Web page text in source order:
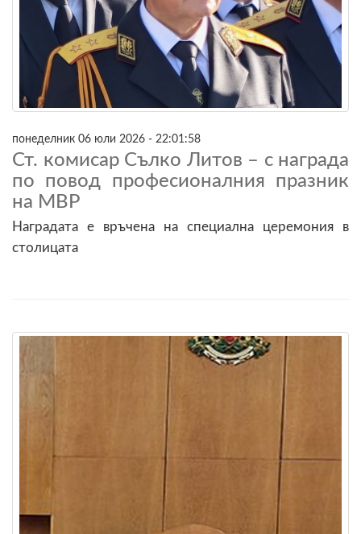
понеделник 06 юли 2026 - 22:01:58
Ст. комисар Сълко Литов – с награда
по повод професионалния празник
на МВР
Наградата е връчена на специална церемония в
столицата